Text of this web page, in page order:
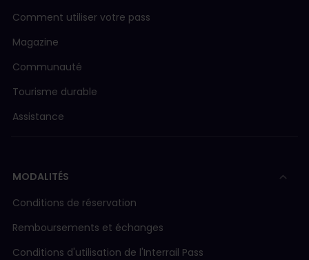
Comment utiliser votre pass
Magazine
Communauté
Tourisme durable
Assistance
MODALITÉS
Conditions de réservation
Remboursements et échanges
Conditions d'utilisation de l'Interrail Pass